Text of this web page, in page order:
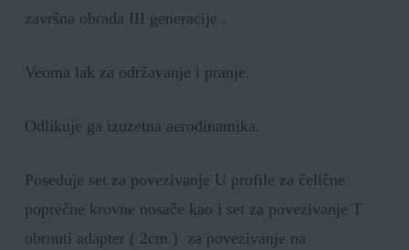
završna obrada III generacije .
Veoma lak za održavanje i pranje.
Odlikuje ga izuzetna aerodinamika.
Poseduje set za povezivanje U profile za čelične
poprečne krovne nosače kao i set za povezivanje T
obrnuti adapter ( 2cm ) za povezivanje na